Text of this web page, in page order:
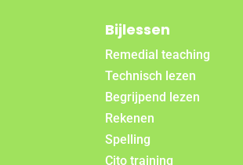
Bijlessen
Remedial teaching
Technisch lezen
Begrijpend lezen
Rekenen
Spelling
Cito training